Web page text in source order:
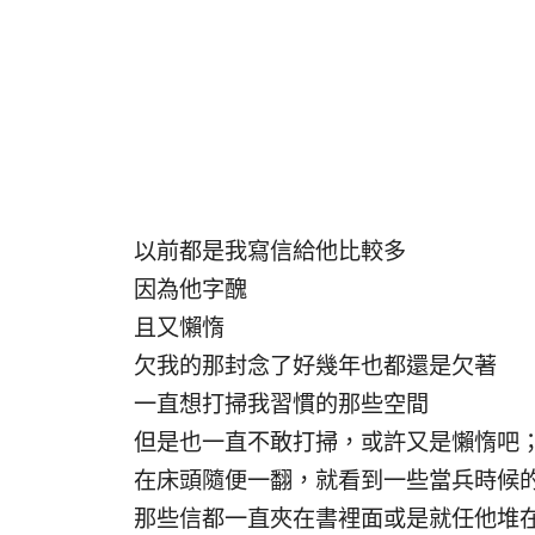
以前都是我寫信給他比較多
因為他字醜
且又懶惰
欠我的那封念了好幾年也都還是欠著
一直想打掃我習慣的那些空間
但是也一直不敢打掃，或許又是懶惰吧；
在床頭隨便一翻，就看到一些當兵時候
那些信都一直夾在書裡面或是就任他堆